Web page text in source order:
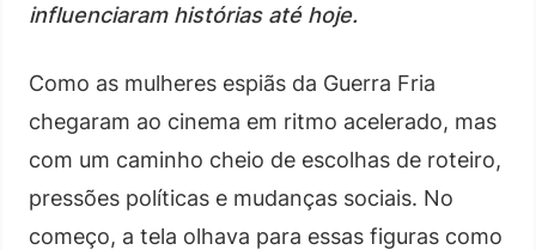
influenciaram histórias até hoje.
Como as mulheres espiãs da Guerra Fria
chegaram ao cinema em ritmo acelerado, mas
com um caminho cheio de escolhas de roteiro,
pressões políticas e mudanças sociais. No
começo, a tela olhava para essas figuras como